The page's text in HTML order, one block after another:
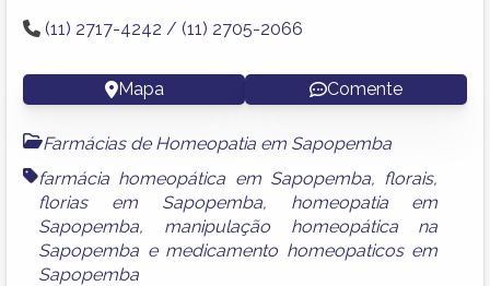
(11) 2717-4242 / (11) 2705-2066
Mapa Comente
Farmácias de Homeopatia em Sapopemba
farmácia homeopática em Sapopemba, florais,
florias em Sapopemba, homeopatia em
Sapopemba, manipulação homeopática na
Sapopemba e medicamento homeopaticos em
Sapopemba